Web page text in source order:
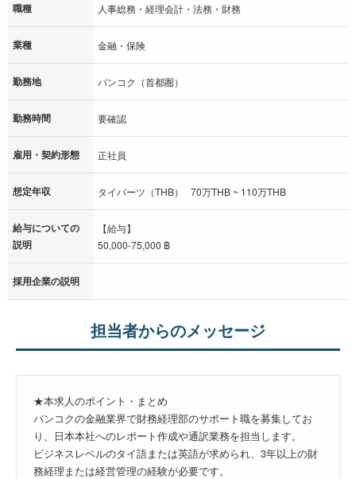
職種 人事総務・経理会計・法務・財務
業種 金融・保険
勤務地 バンコク（首都圏）
勤務時間 要確認
雇用・契約形態 正社員
想定年収 タイバーツ（THB） 70万THB ~ 110万THB
給与についての
説明
【給与】
50,000-75,000 ฿
採用企業の説明
担当者からのメッセージ
★本求人のポイント・まとめ
バンコクの金融業界で財務経理部のサポート職を募集してお
り、日本本社へのレポート作成や通訳業務を担当します。
ビジネスレベルのタイ語または英語が求められ、3年以上の財
務経理または経営管理の経験が必要です。